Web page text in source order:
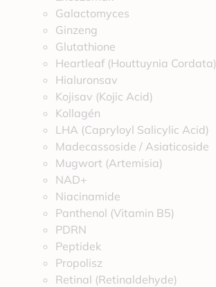
Galactomyces
Ginzeng
Glutathione
Heartleaf (Houttuynia Cordata)
Hialuronsav
Kojisav (Kojic Acid)
Kollagén
LHA (Capryloyl Salicylic Acid)
Madecassoside / Asiaticoside
Mugwort (Artemisia)
NAD+
Niacinamide
Panthenol (Vitamin B5)
PDRN
Peptidek
Propolisz
Retinal (Retinaldehyde)